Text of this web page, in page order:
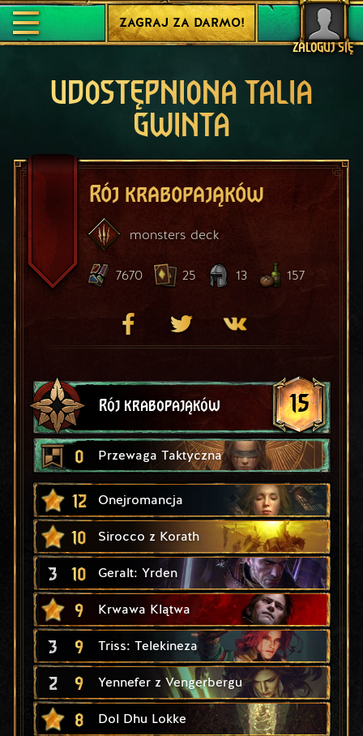
ZALOGUJ SIĘ
ZAGRAJ ZA DARMO!
UDOSTĘPNIONA TALIA
GWINTA
Rój krabopająków
monsters deck
7670 25 13 157
Rój krabopająków 15
0 Przewaga Taktyczna
12 Onejromancja
10 Sirocco z Korath
3 10 Geralt: Yrden
9 Krwawa Klątwa
3 9 Triss: Telekineza
2 9 Yennefer z Vengerbergu
8 Dol Dhu Lokke